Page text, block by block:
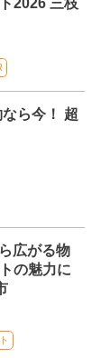
なら今！ 超
広がる物
の魅力に